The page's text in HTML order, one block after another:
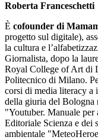
Roberta Franceschetti
È cofounder di
progetto sul digitale),
la cultura e
Giornalista, dopo la
Royal College of Art di
Politecnico di Milano.
corsi di media literacy a
della giuria del Bologna
"Youtuber. Manuale per
Editoriale Scienza e dei
ambientale